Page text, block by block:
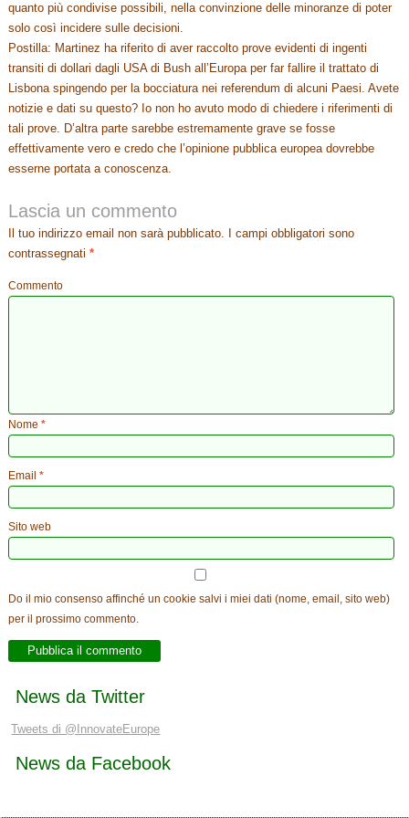
quanto più condivise possibili, nella convinzione delle minoranze di poter
solo così incidere sulle decisioni.
Postilla: Martinez ha riferito di aver raccolto prove evidenti di ingenti
transiti di dollari dagli USA di Bush all’Europa per far fallire il trattato di
Lisbona spingendo per la bocciatura nei referendum di alcuni Paesi. Avete
notizie e dati su questo? Io non ho avuto modo di chiedere i riferimenti di
tali prove. D’altra parte sarebbe estremamente grave se fosse
effettivamente vero e credo che l’opinione pubblica europea dovrebbe
esserne portata a conoscenza.
Lascia un commento
Il tuo indirizzo email non sarà pubblicato. I campi obbligatori sono
contrassegnati*
Commento
Nome*
Email*
Sito web
Do il mio consenso affinché un cookie salvi i miei dati (nome, email, sito web)
per il prossimo commento.
News da Twitter
Tweets di @InnovateEurope
News da Facebook